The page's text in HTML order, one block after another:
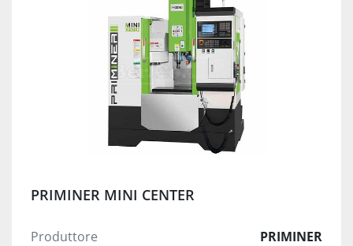
PRIMINER MINI CENTER
Produttore
PRIMINER